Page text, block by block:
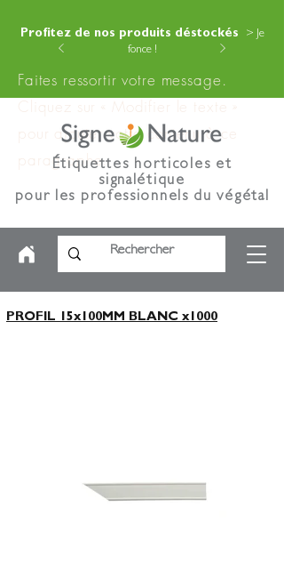
Profitez de nos produits déstockés
> Je
fonce !
Faites ressortir votre message.
Cliquez sur « Modifier le texte »
pour ajouter votre contenu à ce
paragraphe.
Étiquettes horticoles et
signalétique
pour les professionnels du végétal
PROFIL 15x100MM BLANC x1000